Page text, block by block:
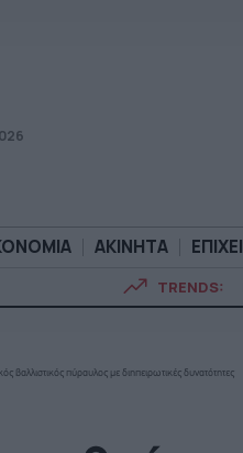
ΑΚΙΝΗΤΑ
TRENDS:
ΟΙΚΟΝΟΜΙΑ ΑΚΙΝΗΤΑ
βαλλιστικός πύραυλος με διηπειρωτικές δυνατότητες